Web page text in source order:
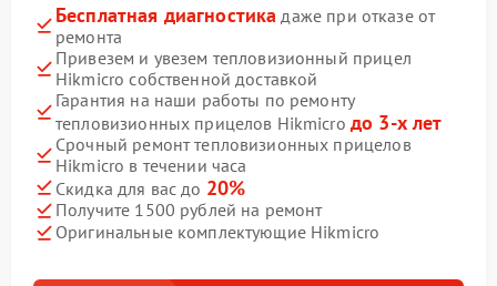
Бесплатная диагностика даже при отказе от
ремонта
Привезем и увезем тепловизионный прицел
Hikmicro собственной доставкой
Гарантия на наши работы по ремонту
тепловизионных прицелов Hikmicro до 3-х лет
Срочный ремонт тепловизионных прицелов
Hikmicro в течении часа
Скидка для вас до 20%
Получите 1500 рублей на ремонт
Оригинальные комплектующие Hikmicro